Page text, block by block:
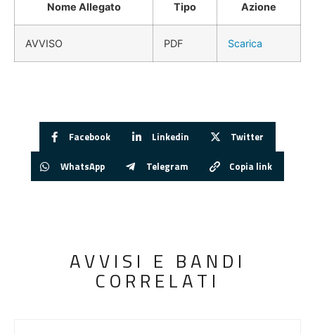
Nome Allegato Tipo Azione
AVVISO PDF Scarica
Facebook Linkedin Twitter
WhatsApp Telegram Copia link
AVVISI E BANDI
CORRELATI